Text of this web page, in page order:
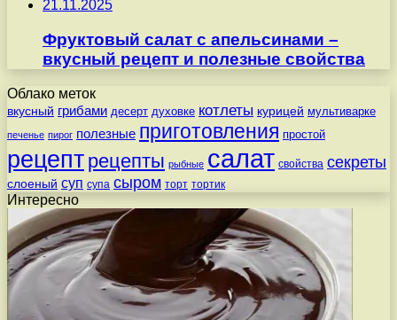
21.11.2025
Фруктовый салат с апельсинами –
вкусный рецепт и полезные свойства
Облако меток
вкусный грибами десерт духовке котлеты курицей мультиварке
печенье пирог полезные приготовления простой
рецепт рецепты рыбные салат свойства секреты
слоеный суп супа сыром торт тортик
Интересно